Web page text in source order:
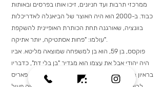
ממרכזי תרבות ועד חניונים, זיכו אותו בפרסים ובאותות
כבוד. ב-2000 הוא היה האוצר של הביאנלה לאדריכלות
בוונציה, שאורגנה תחת הכותרת האופיינית להשקפת
עולמו: "פחות אסתטיקה, יותר אתיקה".
פוקסס, בן 59, הוא בן למשפחה שמוצאה מליטא. אביו
היה יהודי אבל את עצמו הוא מגדיר "בן בלי דת", כדבריו
בראיון בביקור קודם בארץ. הוא מחלק את זמנו בין פאריס